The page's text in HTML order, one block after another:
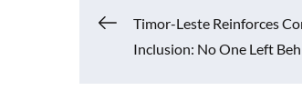
o
A
p
Li
n
Navigasi
Timor-Leste Reinforces
Inclusion: No One Left